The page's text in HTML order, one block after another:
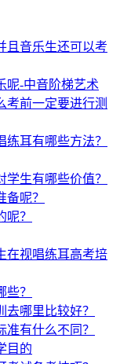
且音乐生还可以考
呢-中音阶梯艺术
考前一定要进行测
耳有哪些方法？
生有哪些价值？
呢？
？
在视唱练耳高考培
？
哪里比较好？
有什么不同？
目的